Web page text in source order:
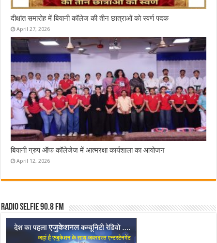
दीक्षांत समारोह में बियानी कॉलेज की तीन छात्राओं को स्वर्ण पदक
April 27, 2026
बियानी ग्रुप ऑफ कॉलेजेज में आत्मरक्षा कार्यशाला का आयोजन
April 12, 2026
Radio Selfie 90.8 FM